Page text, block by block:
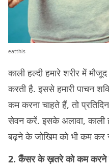
eatthis
काली हल्दी हमारे शरीर में
करती है. इससे हमारी पाचन
कम करना चाहते हैं, तो
सेवन करें. इसके अलावा, काली
बढ़ने के जोखिम को भी कम कर
2. कैंसर के ख़तरे को कम